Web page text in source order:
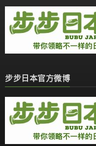
步步日本官方微博